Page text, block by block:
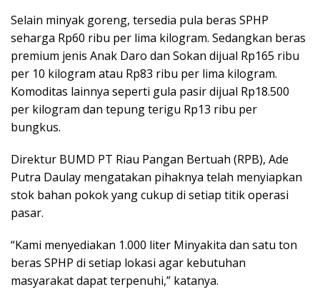
Selain minyak goreng, tersedia pula beras SPHP
seharga Rp60 ribu per lima kilogram. Sedangkan beras
premium jenis Anak Daro dan Sokan dijual Rp165 ribu
per 10 kilogram atau Rp83 ribu per lima kilogram.
Komoditas lainnya seperti gula pasir dijual Rp18.500
per kilogram dan tepung terigu Rp13 ribu per
bungkus.
Direktur BUMD PT Riau Pangan Bertuah (RPB), Ade
Putra Daulay mengatakan pihaknya telah menyiapkan
stok bahan pokok yang cukup di setiap titik operasi
pasar.
“Kami menyediakan 1.000 liter Minyakita dan satu ton
beras SPHP di setiap lokasi agar kebutuhan
masyarakat dapat terpenuhi,” katanya.